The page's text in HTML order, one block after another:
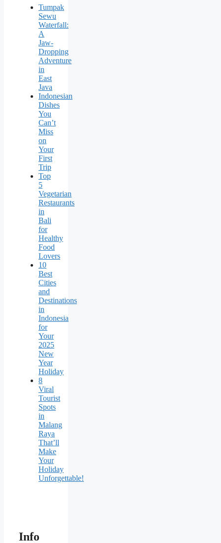
Tumpak
Sewu
Waterfall:
A
Jaw-
Dropping
Adventure
in
East
Java
Indonesian
Dishes
You
Can’t
Miss
on
Your
First
Trip
Top
5
Vegetarian
Restaurants
in
Bali
for
Healthy
Food
Lovers
10
Best
Cities
and
Destinations
in
Indonesia
for
Your
2025
New
Year
Holiday
8
Viral
Tourist
Spots
in
Malang
Raya
That’ll
Make
Your
Holiday
Unforgettable!
Info